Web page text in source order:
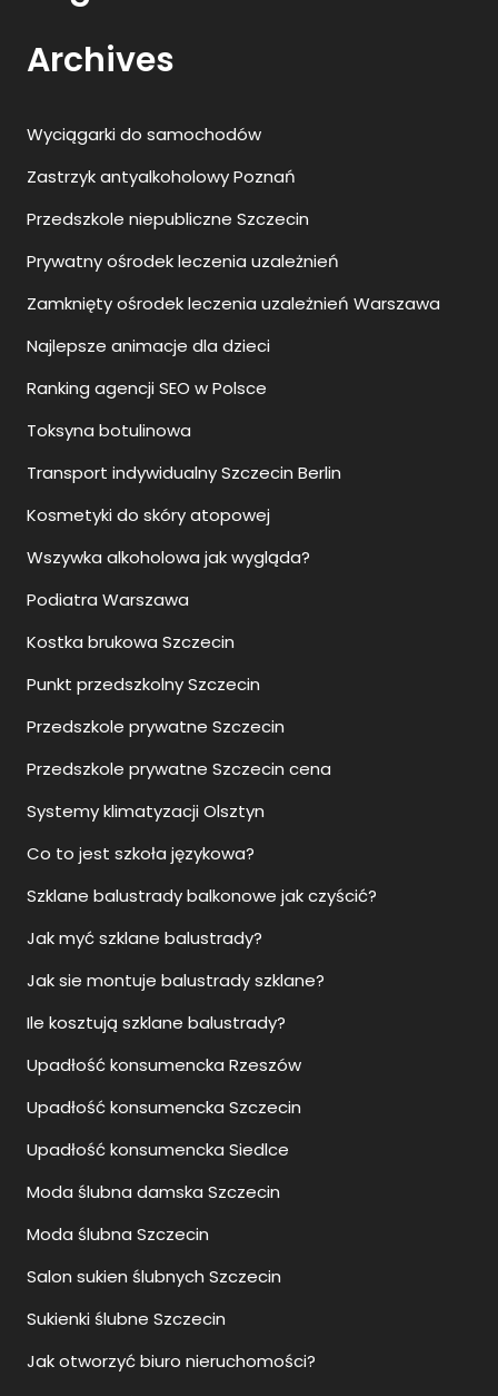
Archives
Wyciągarki do samochodów
Zastrzyk antyalkoholowy Poznań
Przedszkole niepubliczne Szczecin
Prywatny ośrodek leczenia uzależnień
Zamknięty ośrodek leczenia uzależnień Warszawa
Najlepsze animacje dla dzieci
Ranking agencji SEO w Polsce
Toksyna botulinowa
Transport indywidualny Szczecin Berlin
Kosmetyki do skóry atopowej
Wszywka alkoholowa jak wygląda?
Podiatra Warszawa
Kostka brukowa Szczecin
Punkt przedszkolny Szczecin
Przedszkole prywatne Szczecin
Przedszkole prywatne Szczecin cena
Systemy klimatyzacji Olsztyn
Co to jest szkoła językowa?
Szklane balustrady balkonowe jak czyścić?
Jak myć szklane balustrady?
Jak sie montuje balustrady szklane?
Ile kosztują szklane balustrady?
Upadłość konsumencka Rzeszów
Upadłość konsumencka Szczecin
Upadłość konsumencka Siedlce
Moda ślubna damska Szczecin
Moda ślubna Szczecin
Salon sukien ślubnych Szczecin
Sukienki ślubne Szczecin
Jak otworzyć biuro nieruchomości?